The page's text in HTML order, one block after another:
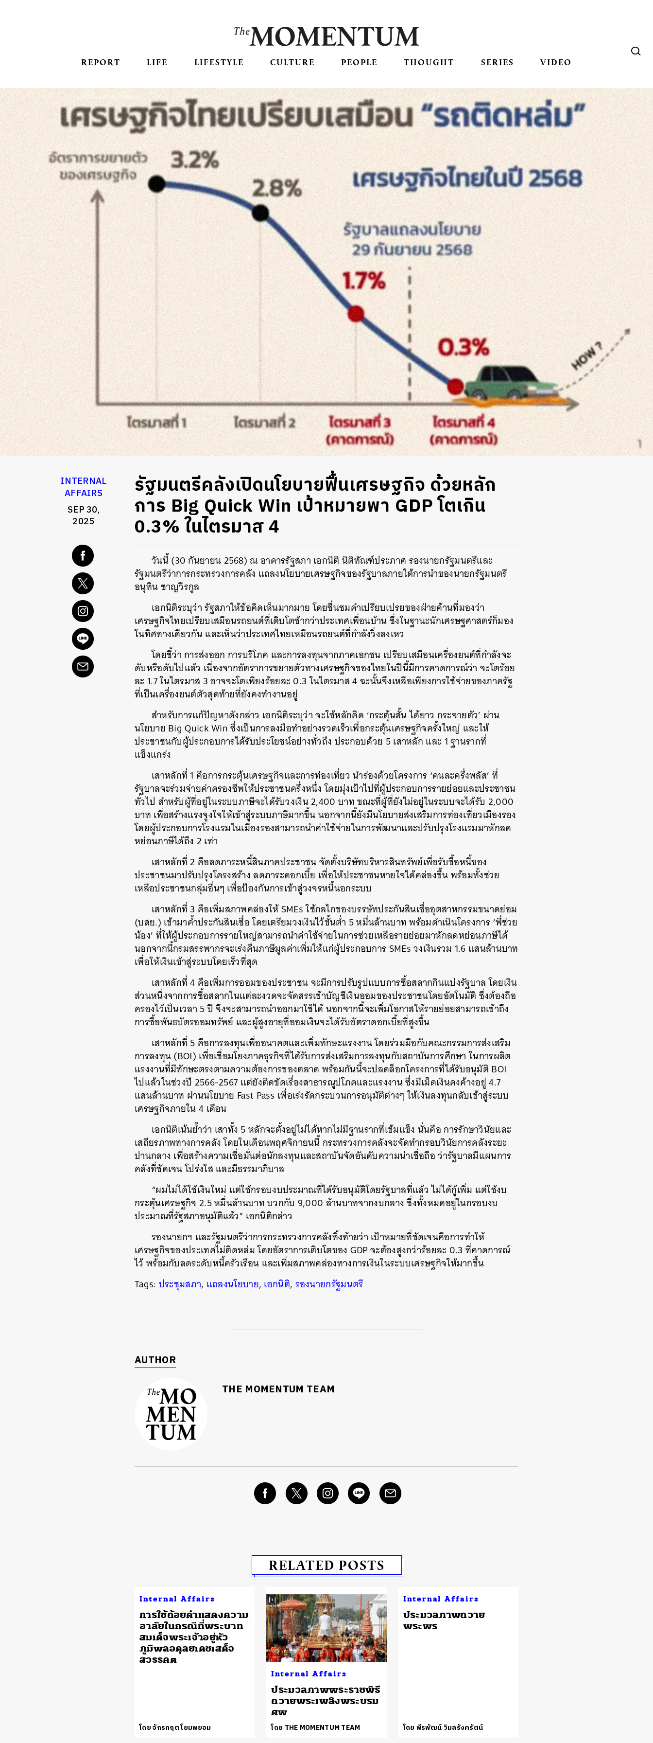
REPORT LIFE LIFESTYLE CULTURE PEOPLE THOUGHT SERIES VIDEO
INTERNAL
AFFAIRS
SEP 30,
2025
รัฐมนตรีคลังเปิดนโยบายฟื้นเศรษฐกิจ ด้วยหลัก
การ Big Quick Win เป้าหมายพา GDP โตเกิน
0.3% ในไตรมาส 4
วันนี้ (30 กันยายน 2568) ณ อาคารรัฐสภา เอกนิติ นิติทัณฑ์ประภาศ รองนายกรัฐมนตรีและ
รัฐมนตรีว่าการกระทรวงการคลัง แถลงนโยบายเศรษฐกิจของรัฐบาลภายใต้การนำของนายกรัฐมนตรี
อนุทิน ชาญวีรกูล
เอกนิติระบุว่า รัฐสภาให้ข้อคิดเห็นมากมาย โดยชื่นชมคำเปรียบเปรยของฝ่ายค้านที่มองว่า
เศรษฐกิจไทยเปรียบเสมือนรถยนต์ที่เติบโตช้ากว่าประเทศเพื่อนบ้าน ซึ่งในฐานะนักเศรษฐศาสตร์ก็มอง
ในทิศทางเดียวกัน และเห็นว่าประเทศไทยเหมือนรถยนต์ที่กำลังวิ่งลงเหว
โดยชี้ว่า การส่งออก การบริโภค และการลงทุนจากภาคเอกชน เปรียบเสมือนเครื่องยนต์ที่กำลังจะ
ดับหรือดับไปแล้ว เนื่องจากอัตราการขยายตัวทางเศรษฐกิจของไทยในปีนี้มีการคาดการณ์ว่า จะโตร้อย
ละ 1.7 ในไตรมาส 3 อาจจะโตเพียงร้อยละ 0.3 ในไตรมาส 4 ฉะนั้นจึงเหลือเพียงการใช้จ่ายของภาครัฐ
ที่เป็นเครื่องยนต์ตัวสุดท้ายที่ยังคงทำงานอยู่
สำหรับการแก้ปัญหาดังกล่าว เอกนิติระบุว่า จะใช้หลักคิด ‘กระตุ้นสั้น ได้ยาว กระจายตัว’ ผ่าน
นโยบาย Big Quick Win ซึ่งเป็นการลงมือทำอย่างรวดเร็วเพื่อกระตุ้นเศรษฐกิจครั้งใหญ่ และให้
ประชาชนกับผู้ประกอบการได้รับประโยชน์อย่างทั่วถึง ประกอบด้วย 5 เสาหลัก และ 1 ฐานรากที่
แข็งแกร่ง
เสาหลักที่ 1 คือการกระตุ้นเศรษฐกิจและการท่องเที่ยว นำร่องด้วยโครงการ ‘คนละครึ่งพลัส’ ที่
รัฐบาลจะร่วมจ่ายค่าครองชีพให้ประชาชนครึ่งหนึ่ง โดยมุ่งเป้าไปที่ผู้ประกอบการรายย่อยและประชาชน
ทั่วไป สำหรับผู้ที่อยู่ในระบบภาษีจะได้รับวงเงิน 2,400 บาท ขณะที่ผู้ที่ยังไม่อยู่ในระบบจะได้รับ 2,000
บาท เพื่อสร้างแรงจูงใจให้เข้าสู่ระบบภาษีมากขึ้น นอกจากนี้ยังมีนโยบายส่งเสริมการท่องเที่ยวเมืองรอง
โดยผู้ประกอบการโรงแรมในเมืองรองสามารถนำค่าใช้จ่ายในการพัฒนาและปรับปรุงโรงแรมมาหักลด
หย่อนภาษีได้ถึง 2 เท่า
เสาหลักที่ 2 คือลดภาระหนี้สินภาคประชาชน จัดตั้งบริษัทบริหารสินทรัพย์เพื่อรับซื้อหนี้ของ
ประชาชนมาปรับปรุงโครงสร้าง ลดภาระดอกเบี้ย เพื่อให้ประชาชนหายใจได้คล่องขึ้น พร้อมทั้งช่วย
เหลือประชาชนกลุ่มอื่นๆ เพื่อป้องกันการเข้าสู่วงจรหนี้นอกระบบ
เสาหลักที่ 3 คือเพิ่มสภาพคล่องให้ SMEs ใช้กลไกของบรรษัทประกันสินเชื่ออุตสาหกรรมขนาดย่อม
(บสย.) เข้ามาค้ำประกันสินเชื่อ โดยเตรียมวงเงินไว้ขั้นต่ำ 5 หมื่นล้านบาท พร้อมดำเนินโครงการ ‘พี่ช่วย
น้อง’ ที่ให้ผู้ประกอบการรายใหญ่สามารถนำค่าใช้จ่ายในการช่วยเหลือรายย่อยมาหักลดหย่อนภาษีได้
นอกจากนี้กรมสรรพากรจะเร่งคืนภาษีมูลค่าเพิ่มให้แก่ผู้ประกอบการ SMEs วงเงินรวม 1.6 แสนล้านบาท
เพื่อให้เงินเข้าสู่ระบบโดยเร็วที่สุด
เสาหลักที่ 4 คือเพิ่มการออมของประชาชน จะมีการปรับรูปแบบการซื้อสลากกินแบ่งรัฐบาล โดยเงิน
ส่วนหนึ่งจากการซื้อสลากในแต่ละงวดจะจัดสรรเข้าบัญชีเงินออมของประชาชนโดยอัตโนมัติ ซึ่งต้องถือ
ครองไว้เป็นเวลา 5 ปี จึงจะสามารถนำออกมาใช้ได้ นอกจากนี้จะเพิ่มโอกาสให้รายย่อยสามารถเข้าถึง
การซื้อพันธบัตรออมทรัพย์ และผู้สูงอายุที่ออมเงินจะได้รับอัตราดอกเบี้ยที่สูงขึ้น
เสาหลักที่ 5 คือการลงทุนเพื่ออนาคตและเพิ่มทักษะแรงงาน โดยร่วมมือกับคณะกรรมการส่งเสริม
การลงทุน (BOI) เพื่อเชื่อมโยงภาคธุรกิจที่ได้รับการส่งเสริมการลงทุนกับสถาบันการศึกษา ในการผลิต
แรงงานที่มีทักษะตรงตามความต้องการของตลาด พร้อมกันนี้จะปลดล็อกโครงการที่ได้รับอนุมัติ BOI
ไปแล้วในช่วงปี 2566-2567 แต่ยังติดขัดเรื่องสาธารณูปโภคและแรงงาน ซึ่งมีเม็ดเงินคงค้างอยู่ 4.7
แสนล้านบาท ผ่านนโยบาย Fast Pass เพื่อเร่งรัดกระบวนการอนุมัติต่างๆ ให้เงินลงทุนกลับเข้าสู่ระบบ
เศรษฐกิจภายใน 4 เดือน
เอกนิติเน้นย้ำว่า เสาทั้ง 5 หลักจะตั้งอยู่ไม่ได้หากไม่มีฐานรากที่เข้มแข็ง นั่นคือ การรักษาวินัยและ
เสถียรภาพทางการคลัง โดยในเดือนพฤศจิกายนนี้ กระทรวงการคลังจะจัดทำกรอบวินัยการคลังระยะ
ปานกลาง เพื่อสร้างความเชื่อมั่นต่อนักลงทุนและสถาบันจัดอันดับความน่าเชื่อถือ ว่ารัฐบาลมีแผนการ
คลังที่ชัดเจน โปร่งใส และมีธรรมาภิบาล
“ผมไม่ได้ใช้เงินใหม่ แต่ใช้กรอบงบประมาณที่ได้รับอนุมัติโดยรัฐบาลที่แล้ว ไม่ได้กู้เพิ่ม แต่ใช้งบ
กระตุ้นเศรษฐกิจ 2.5 หมื่นล้านบาท บวกกับ 9,000 ล้านบาทจากงบกลาง ซึ่งทั้งหมดอยู่ในกรอบงบ
ประมาณที่รัฐสภาอนุมัติแล้ว” เอกนิติกล่าว
รองนายกฯ และรัฐมนตรีว่าการกระทรวงการคลังทิ้งท้ายว่า เป้าหมายที่ชัดเจนคือการทำให้
เศรษฐกิจของประเทศไม่ติดหล่ม โดยอัตราการเติบโตของ GDP จะต้องสูงกว่าร้อยละ 0.3 ที่คาดการณ์
ไว้ พร้อมกับลดระดับหนี้ครัวเรือน และเพิ่มสภาพคล่องทางการเงินในระบบเศรษฐกิจให้มากขึ้น
Tags: ประชุมสภา, แถลงนโยบาย, เอกนิติ, รองนายกรัฐมนตรี
AUTHOR
THE MOMENTUM TEAM
RELATED POSTS
Internal Affairs
การใช้ถ้อยคำแสดงความ
อาลัยในกรณีที่พระบาท
สมเด็จพระเจ้าอยู่หัว
ภูมิพลอดุลยเดชเสด็จ
สวรรคต
โดย จักรกฤต โยมพยอม
Internal Affairs
ประมวลภาพพระราชพิธี
ถวายพระเพลิงพระบรม
ศพ
โดย THE MOMENTUM TEAM
Internal Affairs
ประมวลภาพถวาย
พระพร
โดย พีรพัฒน์ วิมลรังครัตน์
ค้นหา
SHARE TWEET LINE EMAIL